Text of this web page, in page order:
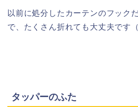
以前に処分したカーテンのフック
で、たくさん折れても大丈夫です（
タッパーのふた